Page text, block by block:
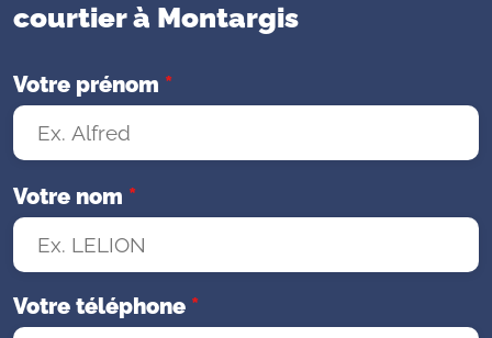
courtier à Montargis
Votre prénom *
Votre nom *
Votre téléphone *